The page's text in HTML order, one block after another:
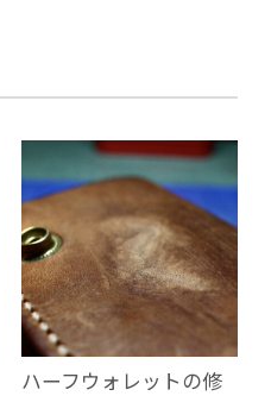
ハーフウォレットの修